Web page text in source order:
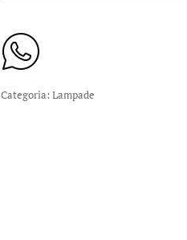
Categoria: Lampade